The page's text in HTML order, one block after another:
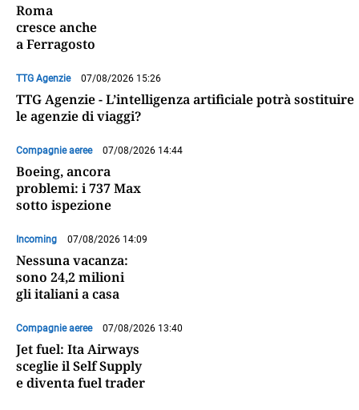
Roma
cresce anche
a Ferragosto
TTG Agenzie 07/08/2026 15:26
TTG Agenzie - L’intelligenza artificiale potrà sostituire
le agenzie di viaggi?
Compagnie aeree 07/08/2026 14:44
Boeing, ancora
problemi: i 737 Max
sotto ispezione
Incoming 07/08/2026 14:09
Nessuna vacanza:
sono 24,2 milioni
gli italiani a casa
Compagnie aeree 07/08/2026 13:40
Jet fuel: Ita Airways
sceglie il Self Supply
e diventa fuel trader